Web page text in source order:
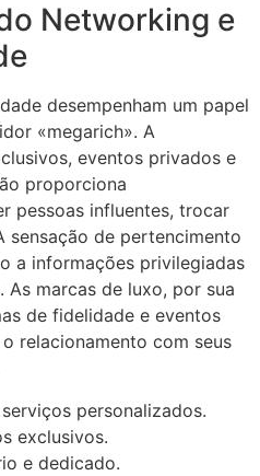
Networking e
desempenham um papel
«megarich». A
eventos privados e
proporciona
pessoas influentes, trocar
sensação de pertencimento
a informações privilegiadas
marcas de luxo, por sua
de fidelidade e eventos
relacionamento com seus
personalizados.
exclusivos.
e dedicado.